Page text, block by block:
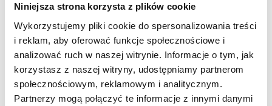
Niniejsza strona korzysta z plików cookie
Wykorzystujemy pliki cookie do spersonalizowania treści
i reklam, aby oferować funkcje społecznościowe i
analizować ruch w naszej witrynie. Informacje o tym, jak
korzystasz z naszej witryny, udostępniamy partnerom
społecznościowym, reklamowym i analitycznym.
Partnerzy mogą połączyć te informacje z innymi danymi
internetowych w okresie od 1 do 28 lutego
2019 r. Przeciętne ceny oznaczają medianę
zbioru dla danego miasta.